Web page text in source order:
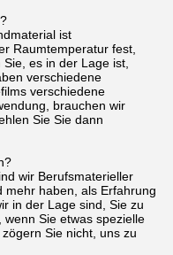
ist
Raumtemperatur fest,
es in der Lage ist,
verschiedene
verschiedene
brauchen wir
Sie Sie dann
wir Berufsmaterieller
mehr haben, als Erfahrung
in der Lage sind, Sie zu
Sie etwas spezielle
Sie nicht, uns zu